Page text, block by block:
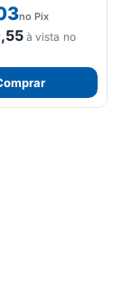
no Pix
à vista no